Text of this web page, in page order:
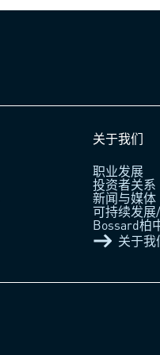
关于我们
职业发展
投资者关
新闻与媒体
可持续发展
Bossard柏
关于我